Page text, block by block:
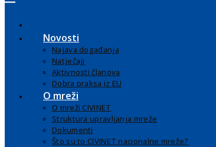
Novosti
Najava događanja
Natječaji
Aktivnosti članova
Dobra praksa iz EU
O mreži
O mreži CIVINET
Struktura upravljanja mreže
Dokumenti
Što su to CIVINET nacionalne mreže?